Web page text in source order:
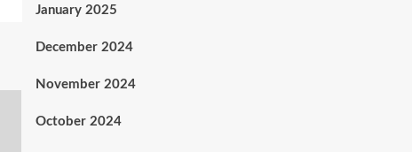
January 2025
December 2024
November 2024
October 2024